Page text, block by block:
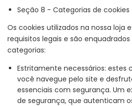
Seção 8 - Categorias de cookies
Os cookies utilizados na nossa loja
requisitos legais e são
categorias:
Estritamente necessários: estes
você navegue pelo site e
essenciais com segurança. Um
de segurança, que autenticam